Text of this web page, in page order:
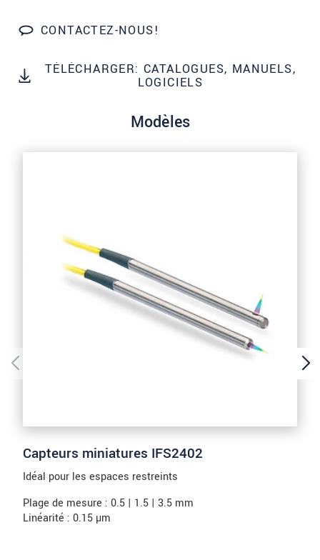
CONTACTEZ-NOUS!
TÉLÉCHARGER: CATALOGUES, MANUELS,
LOGICIELS
Modèles
Capteurs miniatures IFS2402
Idéal pour les espaces restreints
Plage de mesure : 0.5 | 1.5 | 3.5 mm
Linéarité : 0.15 µm